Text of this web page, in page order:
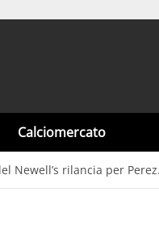
Calciomercato
Newell’s rilancia per